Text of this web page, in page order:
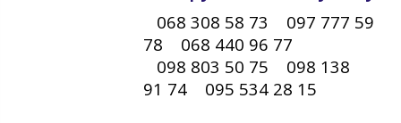
068 308 58 73 097 777 59
78 068 440 96 77
098 803 50 75 098 138
91 74 095 534 28 15